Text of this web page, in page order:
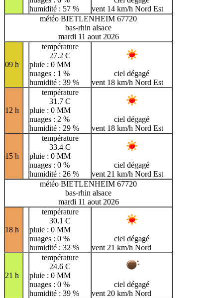
humidité : 57 %
vent 14 km/h Nord Est
météo BIETLENHEIM 67720
bas-rhin alsace
mardi 11 aout 2026
09 h
température
27.2 C
pluie : 0 MM
nuages : 1 %
humidité : 39 %
ciel dégagé
vent 18 km/h Nord Est
12 h
température
31.7 C
pluie : 0 MM
nuages : 2 %
humidité : 29 %
ciel dégagé
vent 18 km/h Nord Est
15 h
température
33.4 C
pluie : 0 MM
nuages : 0 %
humidité : 26 %
ciel dégagé
vent 21 km/h Nord Est
météo BIETLENHEIM 67720
bas-rhin alsace
mardi 11 aout 2026
18 h
température
30.1 C
pluie : 0 MM
nuages : 0 %
humidité : 32 %
ciel dégagé
vent 21 km/h Nord
21 h
température
24.6 C
pluie : 0 MM
nuages : 0 %
humidité : 39 %
ciel dégagé
vent 20 km/h Nord